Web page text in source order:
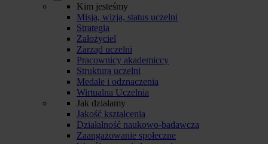
Kim jesteśmy
Misja, wizja, status uczelni
Strategia
Założyciel
Zarząd uczelni
Pracownicy akademiccy
Struktura uczelni
Medale i odznaczenia
Wirtualna Uczelnia
Jak działamy
Jakość kształcenia
Działalność naukowo-badawcza
Zaangażowanie społeczne